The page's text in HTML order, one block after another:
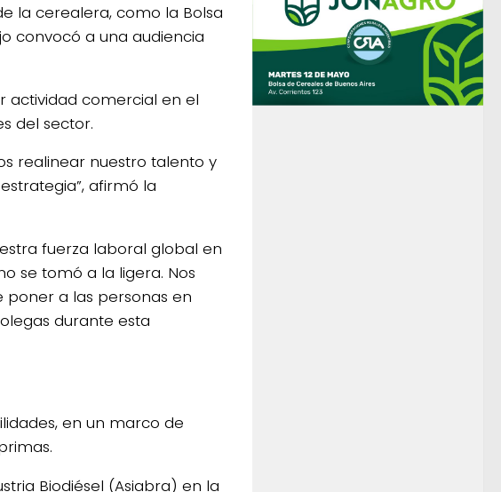
la cerealera, como la Bolsa
convocó a una audiencia
actividad comercial en el
del sector.
realinear nuestro talento y
afirmó la
fuerza laboral global en
se tomó a la ligera. Nos
a las personas en
durante esta
en un marco de
Biodiésel (Asiabra) en la